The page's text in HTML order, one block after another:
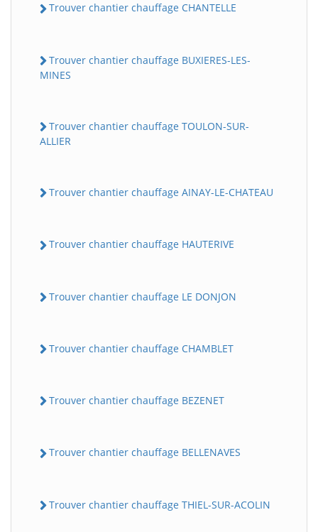
Trouver chantier chauffage CHANTELLE
Trouver chantier chauffage BUXIERES-LES-
MINES
Trouver chantier chauffage TOULON-SUR-
ALLIER
Trouver chantier chauffage AINAY-LE-CHATEAU
Trouver chantier chauffage HAUTERIVE
Trouver chantier chauffage LE DONJON
Trouver chantier chauffage CHAMBLET
Trouver chantier chauffage BEZENET
Trouver chantier chauffage BELLENAVES
Trouver chantier chauffage THIEL-SUR-ACOLIN